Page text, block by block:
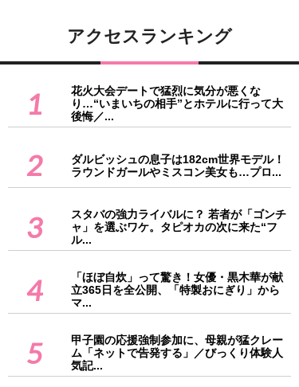
アクセスランキング
1
花火大会デートで猛烈に気分が悪くな
り…“いまいちの相手”とホテルに行って大
後悔／...
2
ダルビッシュの息子は182cm世界モデル！
ラウンドガールやミスコン美女も…プロ...
3
スタバの強力ライバルに？ 若者が「ゴンチ
ャ」を選ぶワケ。タピオカの次に来た“フ
ル...
4
「ほぼ自炊」って驚き！女優・黒木華が献
立365日を全公開、「特製おにぎり」から
マ...
5
甲子園の応援強制参加に、母親が猛クレー
ム「ネットで告発する」／びっくり体験人
気記...